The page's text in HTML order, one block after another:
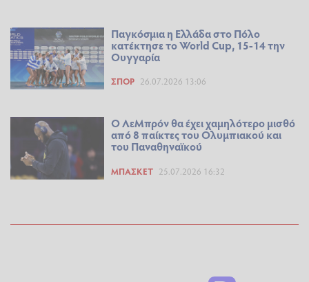
Παγκόσμια η Ελλάδα στο Πόλο
κατέκτησε το World Cup, 15-14 την
Ουγγαρία
ΣΠΟΡ 26.07.2026 13:06
Ο ΛεΜπρόν θα έχει χαμηλότερο μισθό
από 8 παίκτες του Ολυμπιακού και
του Παναθηναϊκού
ΜΠΆΣΚΕΤ 25.07.2026 16:32